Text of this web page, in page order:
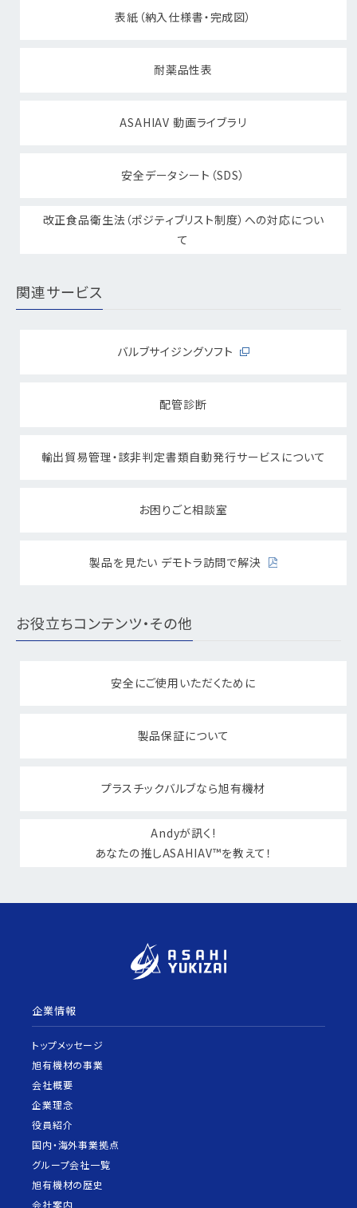
表紙（納入仕様書・完成図）
耐薬品性表
ASAHIAV 動画ライブラリ
安全データシート（SDS）
改正食品衛生法（ポジティブリスト制度）への対応につい
て
関連サービス
バルブサイジングソフト
配管診断
輸出貿易管理・該非判定書類自動発行サービスについて
お困りごと相談室
製品を見たい デモトラ訪問で解決
お役立ちコンテンツ・その他
安全にご使用いただくために
製品保証について
プラスチックバルブなら旭有機材
Andyが訊く!
あなたの推しASAHIAV™を教えて！
企業情報
トップメッセージ
旭有機材の事業
会社概要
企業理念
役員紹介
国内・海外事業拠点
グループ会社一覧
旭有機材の歴史
会社案内